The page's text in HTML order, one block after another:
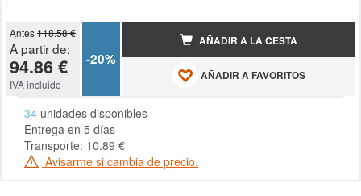
Antes118.58 €
A partir de:
94.86 €
IVA incluido
-20%
AÑADIR A LA CESTA
AÑADIR A FAVORITOS
34 unidades disponibles
Entrega en 5 días
Transporte: 10.89 €
Avisarme si cambia de precio.